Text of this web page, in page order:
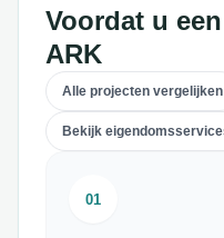
Voordat u
ARK
Alle projecten vergelijken
Bekijk
01